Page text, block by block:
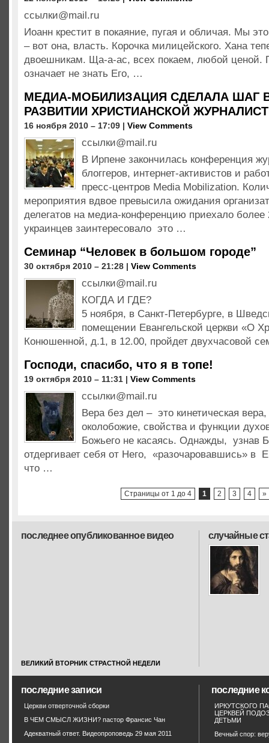
ссылки@mail.ru
Иоанн крестит в покаяние, пугая и обличая. Мы
– вот она, власть. Корочка милицейского. Хана
двоешникам. Ща-а-ас, всех покаем, любой ценой.
означает не знать Его, …
МЕДИА-МОБИЛИЗАЦИЯ СДЕЛАЛА ШАГ
РАЗВИТИИ ХРИСТИАНСКОЙ
16 ноября 2010 – 17:09 | View Comments
ссылки@mail.ru
В Ирпене закончилась конференция
блоггеров, интернет-активистов и
пресс-центров Media Mobilization.
мероприятия вдвое превысила ожидания
делегатов на медиа-конференцию приехало более
украинцев заинтересовало это …
Семинар “Человек в большом городе”
30 октября 2010 – 21:28 | View Comments
ссылки@mail.ru
КОГДА И ГДЕ?
5 ноября, в Санкт-Петербурге, в
помещении Евангельской церкви «О
Конюшенной, д.1, в 12.00, пройдет двухчасовой
Господи, спасибо, что я в топе!
19 октября 2010 – 11:31 | View Comments
ссылки@mail.ru
Вера без дел – это кинетическая
околобожие, свойства и функции
Божьего не касаясь. Однажды, узнав
отдергивает себя от Него, «разочаровавшись» в
что …
Страницы от 1 до 4 1 2 3 4 »
случайные
последнее опубликованное видео
ВЕЛИКИЙ ВТОРНИК СТРАСТНОЙ НЕДЕЛИ
последние записи
Церкви отверточной сборки
В ЧЕМ СМЫСЛ ЖИЗНИ? пастор Франсис Чан
Адекватный ответ. Видеопроповедь 29 мая 2011
последние
ИРКУТСКОГО
ЦЕРКВЕЙ
ДЕТЬМИ
Вечный спор: